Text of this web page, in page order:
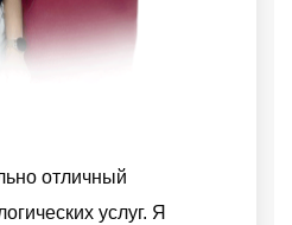
отличный
услуг. Я